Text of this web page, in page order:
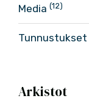
Media (12)
Tunnustukset
Arkistot